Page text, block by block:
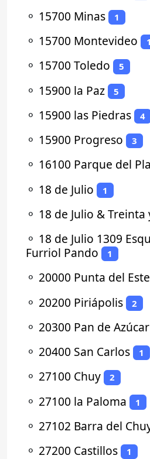
⚬ 15700 Minas 1
⚬ 15700 Montevideo 1
⚬ 15700 Toledo 5
⚬ 15900 la Paz 5
⚬ 15900 las Piedras 4
⚬ 15900 Progreso 3
⚬ 16100 Parque del
⚬ 18 de Julio 1
⚬ 18 de Julio & Treinta
⚬ 18 de Julio 1309
Furriol Pando
1
⚬ 20000 Punta del Este
⚬ 20200 Piriápolis 2
⚬ 20300 Pan de Azúcar
⚬ 20400 San Carlos 1
⚬ 27100 Chuy 2
⚬ 27100 la Paloma 1
⚬ 27102 Barra del
⚬ 27200 Castillos 1